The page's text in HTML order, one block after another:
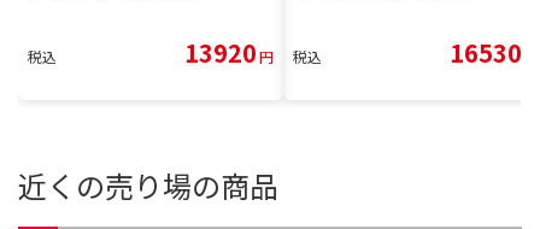
税込 13920円 税込 16530
近くの売り場の商品